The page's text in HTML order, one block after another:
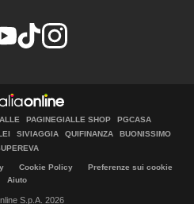
PAGINEGIALLE SHOP
PGCASA
SIVIAGGIA QUIFINANZA
BUONISSIMO
Cookie Policy
Preferenze sui cookie
Aiuto
S.p.A. 2026